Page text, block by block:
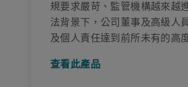
規要求嚴苛、監管機構越來越
法背景下，公司董事及高級人
及個人責任達到前所未有的高
查看此產品